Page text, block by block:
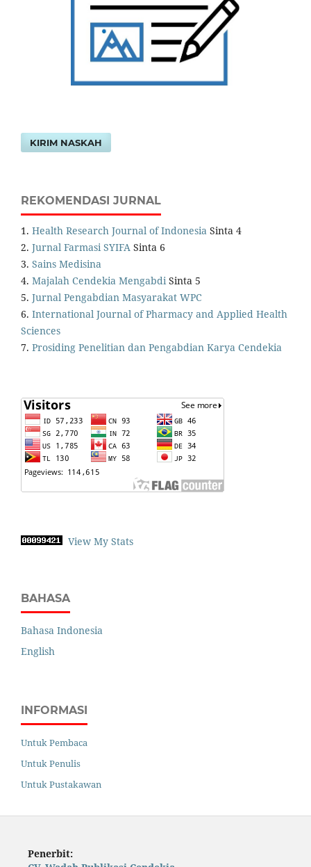
KIRIM NASKAH
REKOMENDASI JURNAL
1. Health Research Journal of Indonesia Sinta 4
2. Jurnal Farmasi SYIFA Sinta 6
3. Sains Medisina
4. Majalah Cendekia MengabdiSinta 5
5. Jurnal Pengabdian Masyarakat WPC
6. International Journal of Pharmacy and Applied Health
Sciences
7. Prosiding Penelitian dan Pengabdian Karya Cendekia
View My Stats
BAHASA
Bahasa Indonesia
English
INFORMASI
Untuk Pembaca
Untuk Penulis
Untuk Pustakawan
Penerbit: